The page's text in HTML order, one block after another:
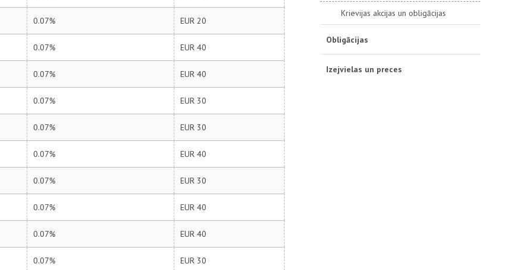
Krievijas akcijas un obligācijas
Obligācijas
Izejvielas un preces
0.07% EUR 20
0.07% EUR 40
0.07% EUR 40
0.07% EUR 30
0.07% EUR 30
0.07% EUR 40
0.07% EUR 30
0.07% EUR 40
0.07% EUR 40
0.07% EUR 30